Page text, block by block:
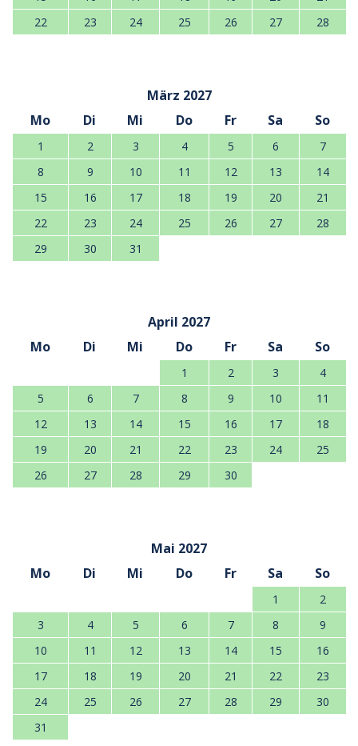
22
23 24 25 26 27 28
März 2027
Mo
Di Mi Do Fr Sa So
1 2 3 4 5 6
7
8
9 10 11 12 13
14
15
16 17 18 19 20
21
22
23 24 25 26 27
28
29
30 31
April 2027
Mo
Di Mi Do Fr Sa So
1 2 3
4
5
6 7 8 9 10
11
12
13 14 15 16 17
18
19
20 21 22 23 24
25
26
27 28 29 30
Mai 2027
Mo
Di Mi Do Fr Sa So
1
2
3
4 5 6 7 8
9
10
11 12 13 14 15
16
17
18 19 20 21 22
23
24
25 26 27 28 29
30
31